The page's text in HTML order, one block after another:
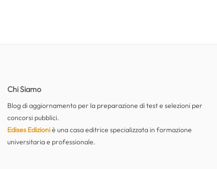
Chi Siamo
Blog di aggiornamento per la preparazione di test e selezioni per
concorsi pubblici.
Edises Edizioniè una casa editrice specializzata in formazione
universitaria e professionale.